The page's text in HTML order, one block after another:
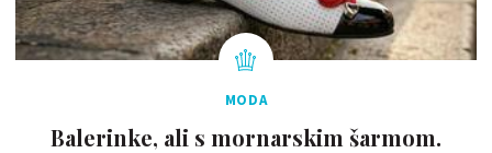
MODA
Balerinke, ali s mornarskim šarmom.